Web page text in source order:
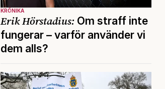
KRÖNIKA
Erik Hörstadius: Om straff inte
fungerar – varför använder vi
dem alls?